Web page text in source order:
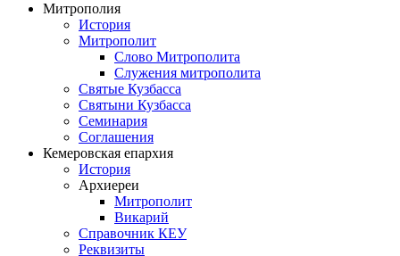
Митрополия
История
Митрополит
Слово Митрополита
Служения митрополита
Святые Кузбасса
Святыни Кузбасса
Семинария
Соглашения
Кемеровская епархия
История
Архиереи
Митрополит
Викарий
Справочник КЕУ
Реквизиты